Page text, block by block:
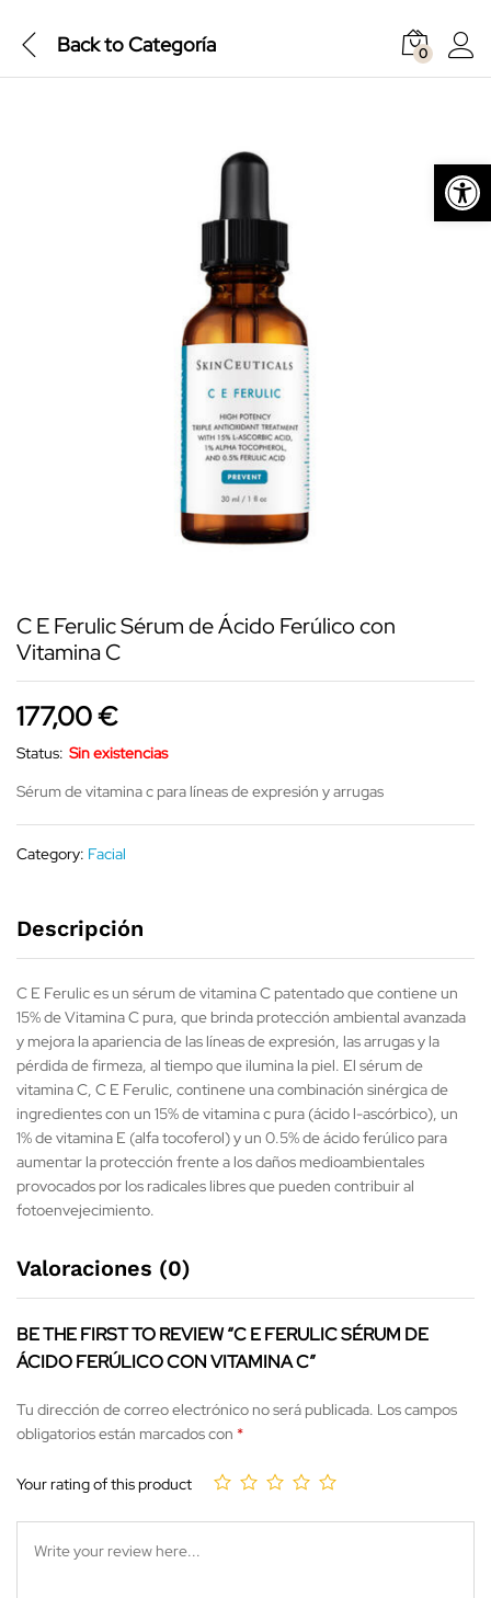
Abrir barra de herramientas
Back toCategoría 0
C E Ferulic Sérum de Ácido Ferúlico con
Vitamina C
177,00€
Status: Sin existencias
Sérum de vitamina c para líneas de expresión y arrugas
Category: Facial
Descripción
C E Ferulic es un sérum de vitamina C patentado que contiene un
15% de Vitamina C pura, que brinda protección ambiental avanzada
y mejora la apariencia de las líneas de expresión, las arrugas y la
pérdida de firmeza, al tiempo que ilumina la piel. El sérum de
vitamina C, C E Ferulic, continene una combinación sinérgica de
ingredientes con un 15% de vitamina c pura (ácido l-ascórbico), un
1% de vitamina E (alfa tocoferol) y un 0.5% de ácido ferúlico para
aumentar la protección frente a los daños medioambientales
provocados por los radicales libres que pueden contribuir al
fotoenvejecimiento.
Valoraciones (0)
BE THE FIRST TO REVIEW “C E FERULIC SÉRUM DE
ÁCIDO FERÚLICO CON VITAMINA C”
Tu dirección de correo electrónico no será publicada. Los campos
obligatorios están marcados con *
Your rating of this product